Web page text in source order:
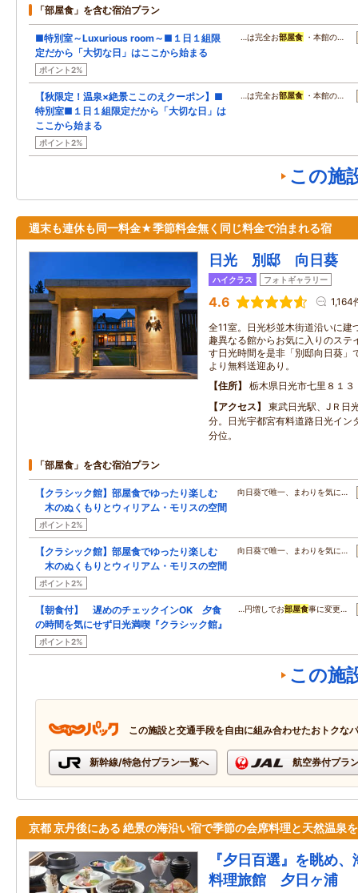
「部屋食」を含む宿泊プラン
■特別室～Luxurious room～■１日１組限
定だから「大切な日」はここから始まる
ポイント2%
…は完全お部屋食 ・本館の…
【秋限定！温泉×絶景ここのえクーポン】■
特別室■１日１組限定だから「大切な日」は
ここから始まる
ポイント2%
…は完全お部屋食 ・本館の…
この施
週末も連休も同一料金★季節料金無く同じ料金で泊まれる宿
日光 別邸 向日葵
ハイクラス フォトギャラリー
4.6 1,164
全11室。日光杉並木街道沿いに建
趣異なる館からお気に入りのステ
す日光時間を是非「別邸向日葵」
より無料送迎あり。
住所
栃木県日光市七里８１３
アクセス
東武日光駅、JＲ日
分。日光宇都宮有料道路日光イン
分位。
「部屋食」を含む宿泊プラン
【クラシック館】部屋食でゆったり楽しむ
木のぬくもりとウィリアム・モリスの空間
ポイント2%
向日葵で唯一、まわりを気に…
【クラシック館】部屋食でゆったり楽しむ
木のぬくもりとウィリアム・モリスの空間
ポイント2%
向日葵で唯一、まわりを気に…
【朝食付】 遅めのチェックインOK 夕食
の時間を気にせず日光満喫『クラシック館』
ポイント2%
…円増しでお部屋食事に変更…
この施
この施設と交通手段を自由に組み合わせたおトクな
新幹線/特急付プラン一覧へ 航空券付プラ
京都 京丹後にある 絶景の海沿い宿で季節の会席料理と天然温泉を
『夕日百選』を眺め
料理旅館 夕日ヶ浦